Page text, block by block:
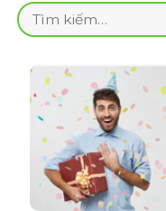
Tìm
kiếm: